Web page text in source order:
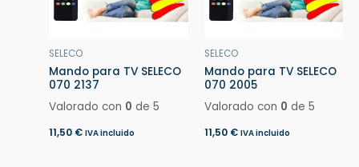
SELECO
Mando para TV SELECO
070 2137
Valorado con 0 de 5
11,50 € IVA incluido
SELECO
Mando para TV SELECO
070 2005
Valorado con 0 de 5
11,50 € IVA incluido